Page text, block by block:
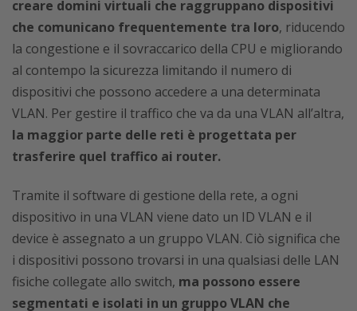
creare domini virtuali che raggruppano dispositivi
che comunicano frequentemente tra loro, riducendo
la congestione e il sovraccarico della CPU e migliorando
al contempo la sicurezza limitando il numero di
dispositivi che possono accedere a una determinata
VLAN. Per gestire il traffico che va da una VLAN all’altra,
la maggior parte delle reti è progettata per
trasferire quel traffico ai router.
Tramite il software di gestione della rete, a ogni
dispositivo in una VLAN viene dato un ID VLAN e il
device è assegnato a un gruppo VLAN. Ciò significa che
i dispositivi possono trovarsi in una qualsiasi delle LAN
fisiche collegate allo switch, ma possono essere
segmentati e isolati in un gruppo VLAN che